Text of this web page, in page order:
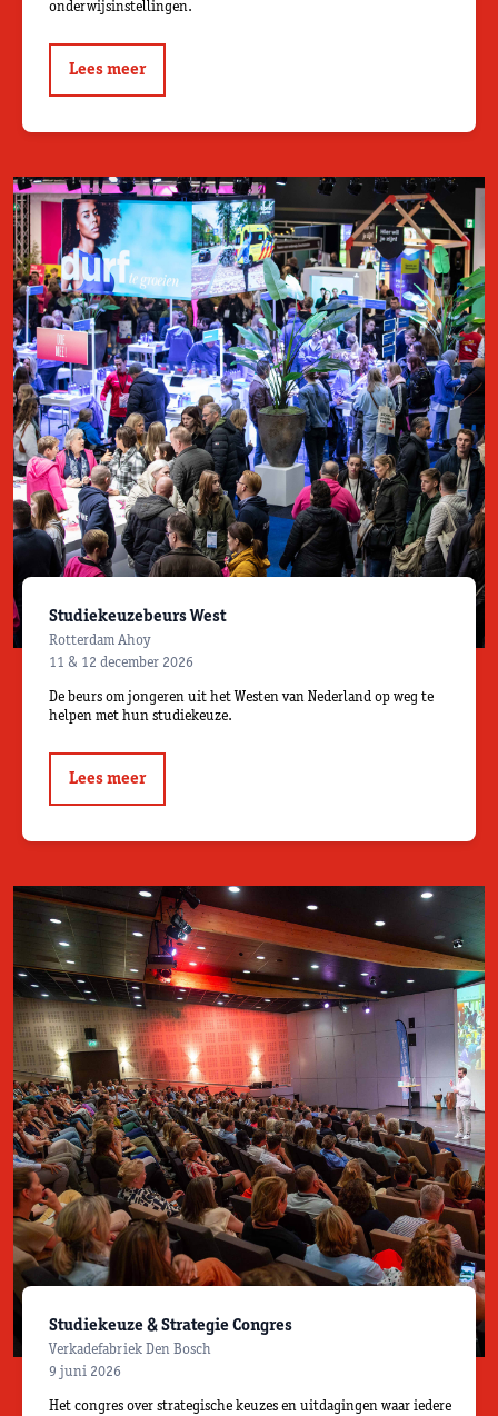
onderwijsinstellingen.
Lees meer
Studiekeuzebeurs West
Rotterdam Ahoy
11 & 12 december 2026
De beurs om jongeren uit het Westen van Nederland op weg te
helpen met hun studiekeuze.
Lees meer
Studiekeuze & Strategie Congres
Verkadefabriek Den Bosch
9 juni 2026
Het congres over strategische keuzes en uitdagingen waar iedere